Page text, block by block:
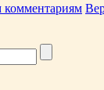
комментариям